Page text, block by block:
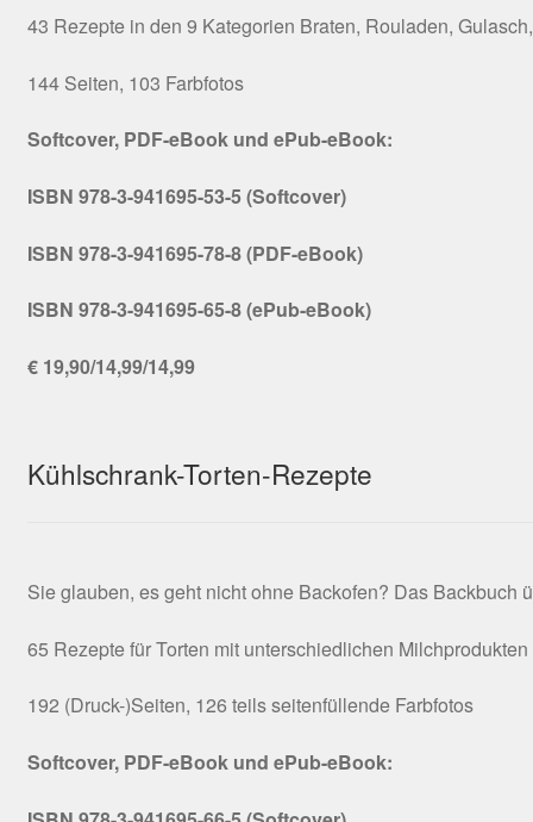
43 Rezepte in den 9 Kategorien Braten, Rouladen,
144 Seiten, 103 Farbfotos
Softcover, PDF-eBook und ePub-eBook:
ISBN 978-3-941695-53-5 (Softcover)
ISBN 978-3-941695-78-8 (PDF-eBook)
ISBN 978-3-941695-65-8 (ePub-eBook)
€ 19,90/14,99/14,99
Kühlschrank-Torten-Rezepte
Sie glauben, es geht nicht ohne Backofen? Das Backbuch
65 Rezepte für Torten mit unterschiedlichen
192 (Druck-)Seiten, 126 teils seitenfüllende Farbfotos
Softcover, PDF-eBook und ePub-eBook: